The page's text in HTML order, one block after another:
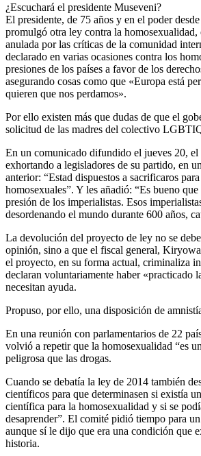
¿Escuchará el presidente Museveni?
El presidente, de 75 años y en el poder
promulgó otra ley contra la
anulada por las críticas de la comunidad
declarado en varias ocasiones contra los
presiones de los países a favor de los
asegurando cosas como que «Europa está
quieren que nos perdamos».
Por ello existen más que dudas de que el
solicitud de las madres del colectivo
En un comunicado difundido el jueves 20, el
exhortando a legisladores de su partido, en
anterior: “Estad dispuestos a sacrificaros
homosexuales”. Y les añadió: “Es bueno
presión de los imperialistas. Esos
desordenando el mundo durante 600 años,
La devolución del proyecto de ley no se
opinión, sino a que el fiscal general,
el proyecto, en su forma actual, criminaliza
declaran voluntariamente haber «practicado
necesitan ayuda.
Propuso, por ello, una disposición de
En una reunión con parlamentarios de 22
volvió a repetir que la homosexualidad “es
peligrosa que las drogas.
Cuando se debatía la ley de 2014 también
científicos para que determinasen si existía
científica para la homosexualidad y si se
desaprender”. El comité pidió tiempo para
aunque sí le dijo que era una condición que
historia.